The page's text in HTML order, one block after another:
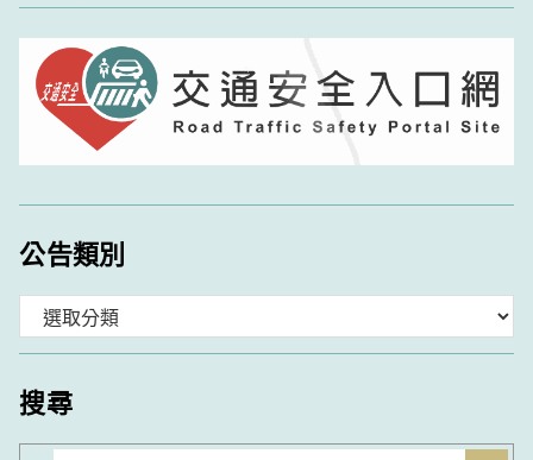
公告類別
類
搜尋